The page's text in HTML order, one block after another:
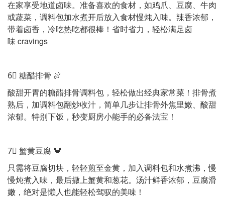
在家享受地道卤味。准备喜欢的食材，如鸡爪、豆腐、牛肉
或蔬菜，调料包加水煮开后放入食材慢炖入味。辣香浓郁，
带着卤香，冷吃热吃都很棒！省时省力，轻松满足卤
味 cravings
6⃣️ 糖醋排骨 🍖
酸甜开胃的糖醋排骨调料包，轻松做出经典家常菜！排骨煮
熟后，加调料包翻炒收汁，简单几步让排骨外焦里嫩、酸甜
浓郁。特别下饭，秒变厨房小能手的必备法宝！
7⃣️ 蟹黄豆腐 🦀
只需将豆腐切块，轻轻煎至金黄，加入调料包和水煮沸，慢
慢炖煮入味，最后撒上蟹黄和葱花。汤汁鲜香浓郁，豆腐滑
嫩，绝对是懒人也能轻松驾驭的美味！